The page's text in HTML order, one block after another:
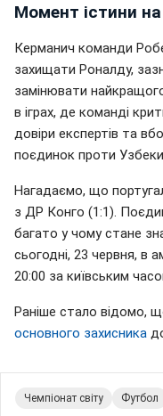
Момент істини
Керманич команди
захищати Роналду,
замінювати
в іграх, де команді
довіри експертів та
поєдинок проти
Нагадаємо, що
з ДР Конго (1:1).
багато у чому стане
сьогодні, 23 червня, в
20:00 за київським
Раніше стало відомо,
основного захисника
Чемпіонат світу Футбол